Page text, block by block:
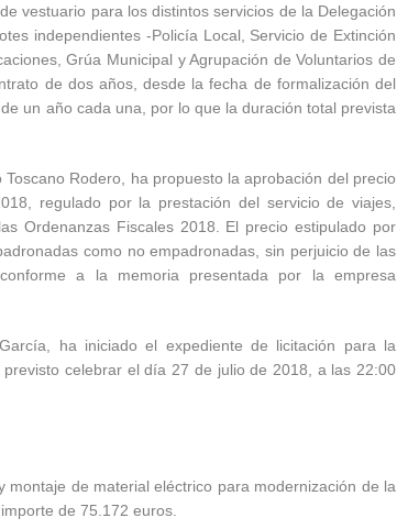
vestuario para los distintos servicios de la Delegación
independientes -Policía Local, Servicio de Extinción
Grúa Municipal y Agrupación de Voluntarios de
de dos años, desde la fecha de formalización del
un año cada una, por lo que la duración total prevista
Rodero, ha propuesto la aprobación del precio
regulado por la prestación del servicio de viajes,
Ordenanzas Fiscales 2018. El precio estipulado por
como no empadronadas, sin perjuicio de las
a la memoria presentada por la empresa
ha iniciado el expediente de licitación para la
celebrar el día 27 de julio de 2018, a las 22:00
de material eléctrico para modernización de la
de 75.172 euros.